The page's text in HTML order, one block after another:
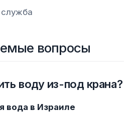
вопросы
воду из-под крана?
вода в Израиле